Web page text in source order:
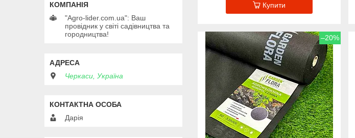
Купити
–20%
"Agro-lider.com.ua": Ваш
провідник у світі садівництва та
городництва!
Черкаси, Україна
Дарія